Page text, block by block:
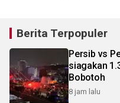
Berita Terpopuler
Persib vs
siagakan
Bobotoh
8 jam lalu